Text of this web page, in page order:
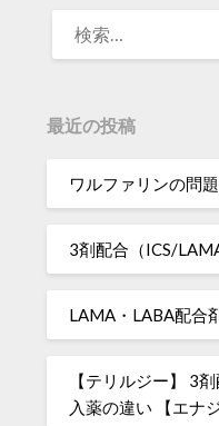
最近の投稿
ワルファリンの問題
3剤配合（ICS/
LAMA・LABA配合
【テリルジー】 3
入薬の違い 【エナジ